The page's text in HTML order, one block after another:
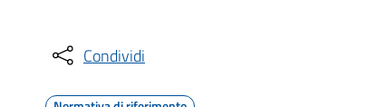
Condividi